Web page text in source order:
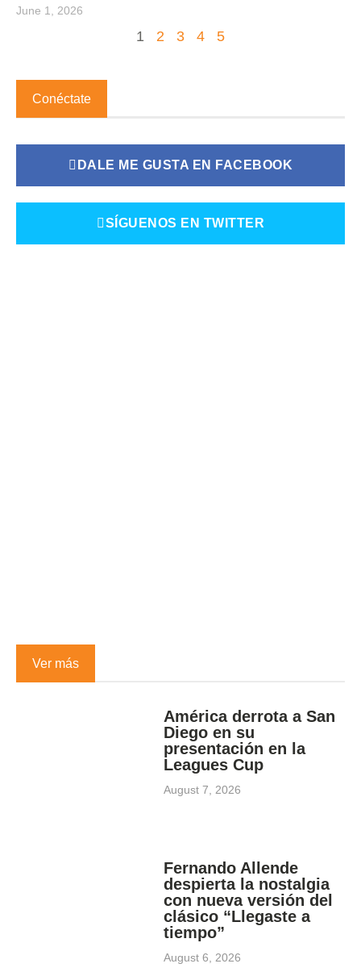
June 1, 2026
1 2 3 4 5
Conéctate
DALE ME GUSTA EN FACEBOOK
SÍGUENOS EN TWITTER
Ver más
América derrota a San
Diego en su
presentación en la
Leagues Cup
August 7, 2026
Fernando Allende
despierta la nostalgia
con nueva versión del
clásico “Llegaste a
tiempo”
August 6, 2026